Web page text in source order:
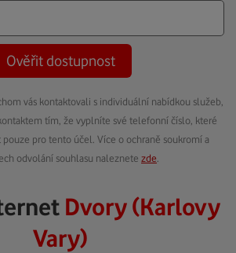
Ověřit dostupnost
vás kontaktovali s individuální nabídkou služeb,
tím, že vyplníte své telefonní číslo, které
pouze pro tento účel. Více o ochraně soukromí a
odvolání souhlasu naleznete zde
Dvory (Karlovy
Vary)